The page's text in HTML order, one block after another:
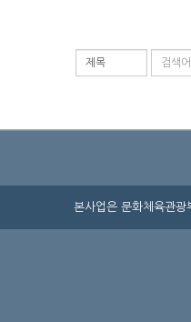
검색 조건 검색어
본사업은 문화체육관광